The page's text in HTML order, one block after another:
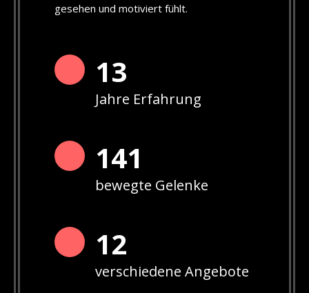
gesehen und motiviert fühlt.
13
Jahre Erfahrung
142
bewegte Gelenke
12
verschiedene Angebote